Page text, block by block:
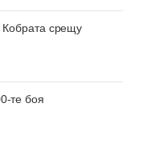
Кобрата срещу
те боя